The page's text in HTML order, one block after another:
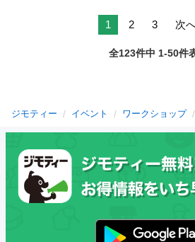
1 2 3 次
全123件中 1-50件
ジモティー イベント ワークショップ